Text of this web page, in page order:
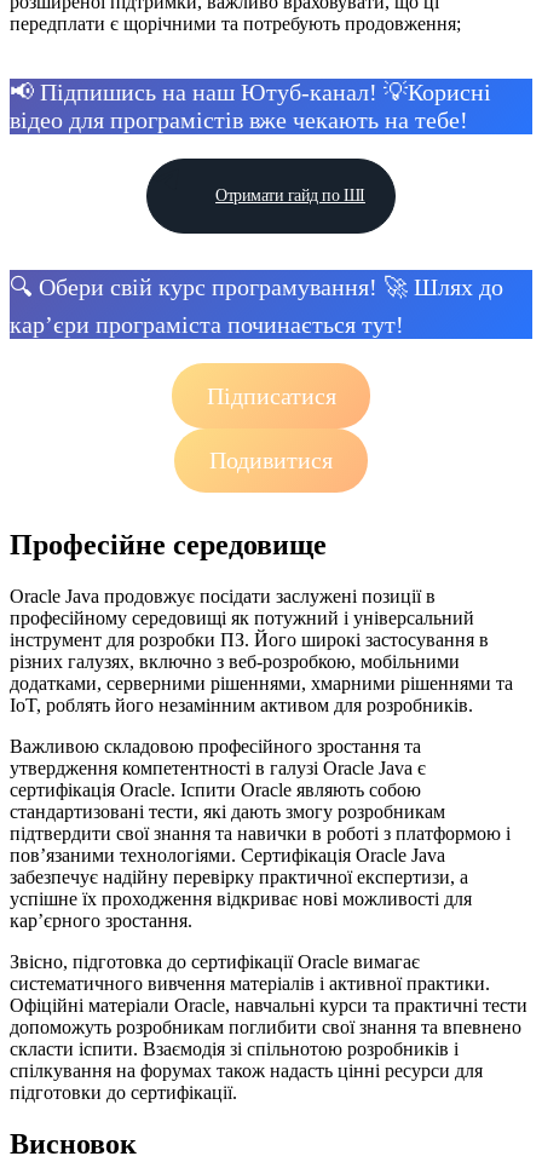
передплати є щорічними та потребують продовження;
📢 Підпишись на наш Ютуб-канал! 💡Корисні
відео для програмістів вже чекають на тебе!
Отримати гайд по ШІ
🔍 Обери свій курс програмування! 🚀 Шлях до
кар’єри програміста починається тут!
Підписатися
Подивитися
Професійне середовище
Oracle Java продовжує посідати заслужені позиції в
професійному середовищі як потужний і універсальний
інструмент для розробки ПЗ. Його широкі застосування в
різних галузях, включно з веб-розробкою, мобільними
додатками, серверними рішеннями, хмарними рішеннями та
IoT, роблять його незамінним активом для розробників.
Важливою складовою професійного зростання та
утвердження компетентності в галузі Oracle Java є
сертифікація Oracle. Іспити Oracle являють собою
стандартизовані тести, які дають змогу розробникам
підтвердити свої знання та навички в роботі з платформою і
пов’язаними технологіями. Сертифікація Oracle Java
забезпечує надійну перевірку практичної експертизи, а
успішне їх проходження відкриває нові можливості для
кар’єрного зростання.
Звісно, підготовка до сертифікації Oracle вимагає
систематичного вивчення матеріалів і активної практики.
Офіційні матеріали Oracle, навчальні курси та практичні тести
допоможуть розробникам поглибити свої знання та впевнено
скласти іспити. Взаємодія зі спільнотою розробників і
спілкування на форумах також надасть цінні ресурси для
підготовки до сертифікації.
Висновок